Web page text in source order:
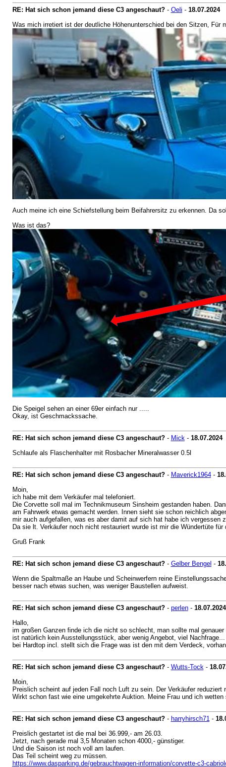
RE: Hat sich schon jemand diese C3 angeschaut?- Oeli - 18.07.2024
Was mich irretiert ist der deutliche Höhenunterschied bei den Sitzen, Für
Auch meine ich eine Schiefstellung beim Beifahrersitz zu erkennen. Da
Was ist das?
Die Speigel sehen an einer 69er einfach nur .....
Okay, ist Geschmackssache.
RE: Hat sich schon jemand diese C3 angeschaut?- Mick- 18.07.2024
Schlaufe als Flaschenhalter mit Rosbacher Mineralwasser 0.5l
RE: Hat sich schon jemand diese C3 angeschaut?- Maverick1964-
Moin,
ich habe mit dem Verkäufer mal telefoniert.
Die Corvette soll mal im Technikmuseum Sinsheim gestanden haben.
am Fahrwerk etwas gemacht werden. Innen sieht sie schon reichlich
mir auch aufgefallen, was es aber damit auf sich hat habe ich vergessen
Da sie lt. Verkäufer noch nicht restauriert wurde ist mir die Wündertüte
Gruß Frank
RE: Hat sich schon jemand diese C3 angeschaut?- Gelber Bengel -
Wenn die Spaltmaße an Haube und Scheinwerfern reine
besser nach etwas suchen, was weniger Baustellen aufweist.
RE: Hat sich schon jemand diese C3 angeschaut?- perlen- 18.07.2024
Hallo,
im großen Ganzen finde ich die nicht so schlecht, man sollte mal
ist natürlich kein Ausstellungsstück, aber wenig Angebot, viel Nachfrage...
bei Hardtop incl. stellt sich die Frage was ist den mit dem Verdeck,
RE: Hat sich schon jemand diese C3 angeschaut?- Wutts-Tock-
Moin,
Preislich scheint auf jeden Fall noch Luft zu sein. Der Verkäufer
Wirkt schon fast wie eine umgekehrte Auktion. Meine Frau und ich
RE: Hat sich schon jemand diese C3 angeschaut?- harryhirsch71-
Preislich gestartet ist die mal bei 36.999,- am 26.03.
Jetzt, nach gerade mal 3,5 Monaten schon 4000,- günstiger.
Und die Saison ist noch voll am laufen.
Das Teil scheint weg zu müssen.
https://www.dasparking.de/gebrauchtwagen-information/corvette-c3-